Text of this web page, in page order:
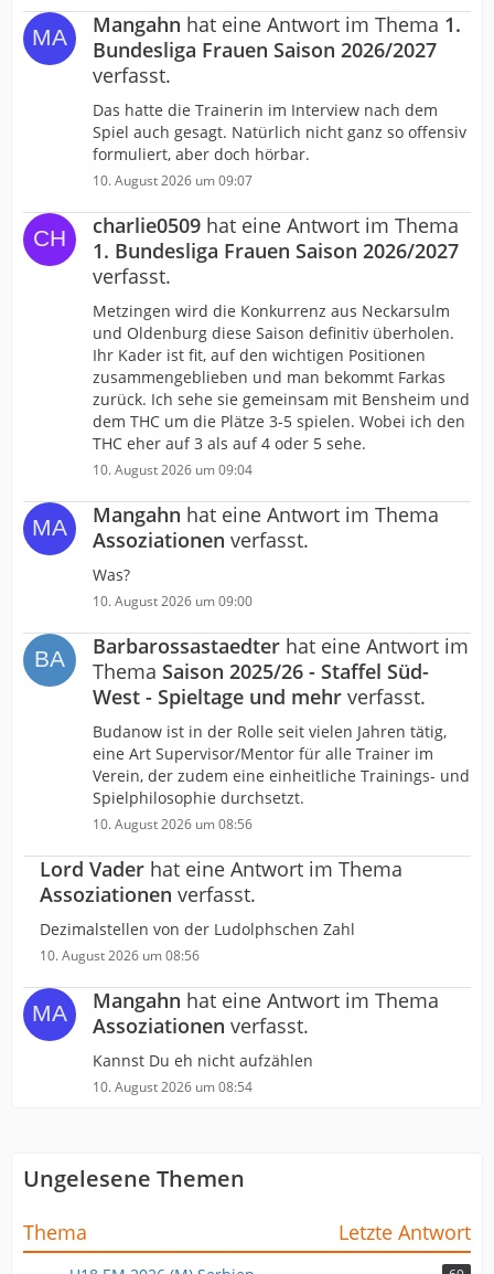
Mangahn hat eine Antwort im Thema 1.
Bundesliga Frauen Saison 2026/2027
verfasst.
Das hatte die Trainerin im Interview nach dem
Spiel auch gesagt. Natürlich nicht ganz so offensiv
formuliert, aber doch hörbar.
10. August 2026 um 09:07
charlie0509 hat eine Antwort im Thema
1. Bundesliga Frauen Saison 2026/2027
verfasst.
Metzingen wird die Konkurrenz aus Neckarsulm
und Oldenburg diese Saison definitiv überholen.
Ihr Kader ist fit, auf den wichtigen Positionen
zusammengeblieben und man bekommt Farkas
zurück. Ich sehe sie gemeinsam mit Bensheim und
dem THC um die Plätze 3-5 spielen. Wobei ich den
THC eher auf 3 als auf 4 oder 5 sehe.
10. August 2026 um 09:04
Mangahn hat eine Antwort im Thema
Assoziationen verfasst.
Was?
10. August 2026 um 09:00
Barbarossastaedter hat eine Antwort im
Thema Saison 2025/26 - Staffel Süd-
West - Spieltage und mehr verfasst.
Budanow ist in der Rolle seit vielen Jahren tätig,
eine Art Supervisor/Mentor für alle Trainer im
Verein, der zudem eine einheitliche Trainings- und
Spielphilosophie durchsetzt.
10. August 2026 um 08:56
Lord Vader hat eine Antwort im Thema
Assoziationen verfasst.
Dezimalstellen von der Ludolphschen Zahl
10. August 2026 um 08:56
Mangahn hat eine Antwort im Thema
Assoziationen verfasst.
Kannst Du eh nicht aufzählen
10. August 2026 um 08:54
Ungelesene Themen
Thema Letzte Antwort